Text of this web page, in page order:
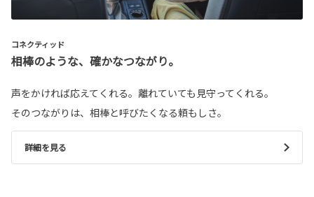
コネクティッド
相棒のような、確かなつながり。
声をかければ応えてくれる。離れていても見守ってくれる。
そのつながりは、相棒と呼びたくなる頼もしさ。
詳細を見る